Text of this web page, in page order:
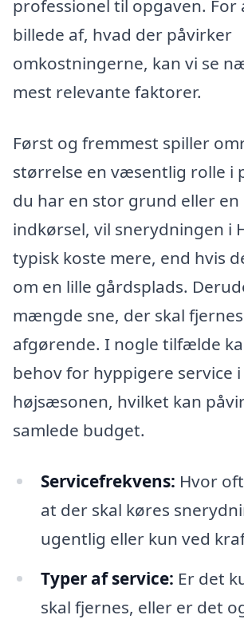
professionel til opgaven. For
billede af, hvad der påvirker
omkostningerne, kan vi se
mest relevante faktorer.
Først og fremmest spiller
størrelse en væsentlig rolle i
du har en stor grund eller
indkørsel, vil snerydningen i
typisk koste mere, end hvis
om en lille gårdsplads.
mængde sne, der skal
afgørende. I nogle tilfælde
behov for hyppigere service i
højsæsonen, hvilket kan
samlede budget.
Servicefrekvens: Hvor
at der skal køres
ugentlig eller kun ved
Typer af service: Er det
skal fjernes, eller er det